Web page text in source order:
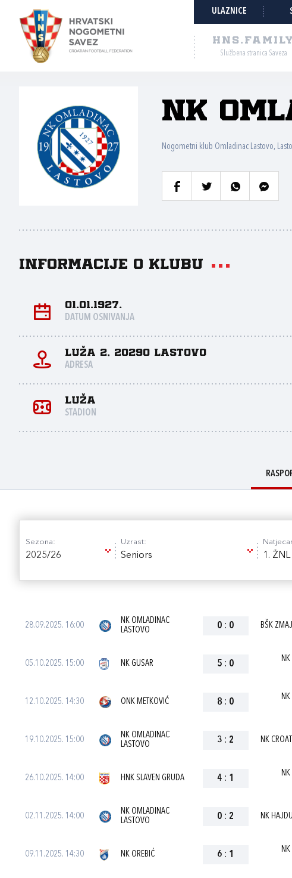
ULAZNICE
HNS.FAMILY
Službena stranica Saveza
NK
Nogometni klub Omladinac Lastovo,
Informacije o klubu
01.01.1927.
DATUM OSNIVANJA
Luža 2, 20290 Lastovo
ADRESA
Luža
STADION
Sezona:
2025/26
Uzrast:
Seniors 1.
28.09.2025. 16:00
NK OMLADINAC
LASTOVO
0 : 0 BŠK ZMAJ
05.10.2025. 15:00 NK GUSAR 5 : 0
NK
12.10.2025. 14:30 ONK METKOVIĆ 8 : 0
NK
19.10.2025. 15:00
NK OMLADINAC
LASTOVO
3 : 2 NK
26.10.2025. 14:00 HNK SLAVEN GRUDA 4 : 1
NK
02.11.2025. 14:00
NK OMLADINAC
LASTOVO
0 : 2 NK
09.11.2025. 14:30 NK OREBIĆ 6 : 1
NK